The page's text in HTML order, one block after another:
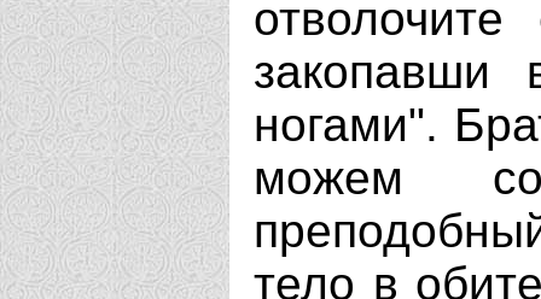
закопавши
ногами".
можем
тело в